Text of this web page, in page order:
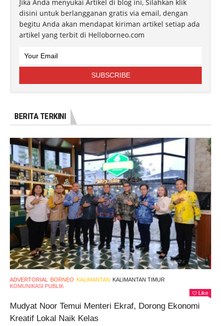
Jika Anda menyukai Artikel di blog ini, Silahkan klik
disini untuk berlangganan gratis via email, dengan
begitu Anda akan mendapat kiriman artikel setiap ada
artikel yang terbit di Helloborneo.com
BERITA TERKINI
ADVERTORIAL BORNEO KALIMANTAN KALIMANTAN TIMUR
KOMUNIKASI PUBLIK
Like
Mudyat Noor Temui Menteri Ekraf, Dorong Ekonomi
Kreatif Lokal Naik Kelas